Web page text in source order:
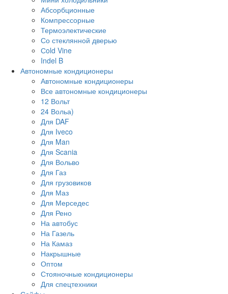
Абсорбционные
Компрессорные
Термоэлектические
Со стеклянной дверью
Сold Vine
Indel B
Автономные кондиционеры
Автономные кондиционеры
Все автономные кондиционеры
12 Вольт
24 Вольа)
Для DAF
Для Iveco
Для Man
Для Scania
Для Вольво
Для Газ
Для грузовиков
Для Маз
Для Мерседес
Для Рено
На автобус
На Газель
На Камаз
Накрышные
Оптом
Стояночные кондиционеры
Для спецтехники